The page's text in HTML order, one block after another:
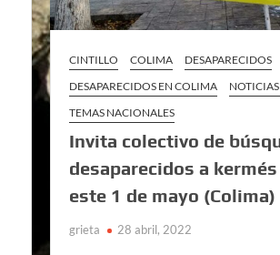
CINTILLO COLIMA
DESAPARECIDOS
DESAPARECIDOS EN COLIMA
TEMAS NACIONALES
Invita colectivo de
desaparecidos a
este 1 de mayo (Colima)
grieta 28 abril, 2022